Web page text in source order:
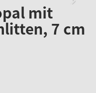
mit
7 cm